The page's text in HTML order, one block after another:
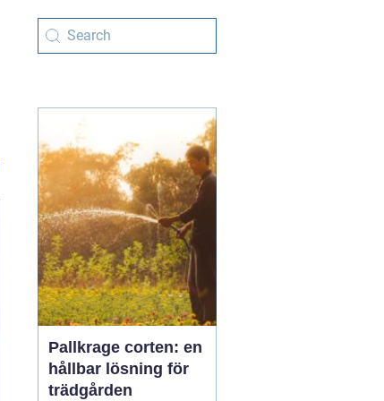
Pallkrage corten: en
hållbar lösning för
trädgården